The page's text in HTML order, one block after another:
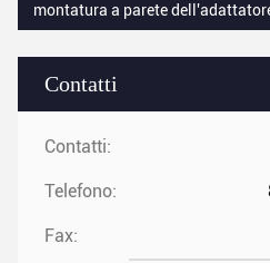
Contatti
Contatti:
Telefono:
Fax:
montatura a parete